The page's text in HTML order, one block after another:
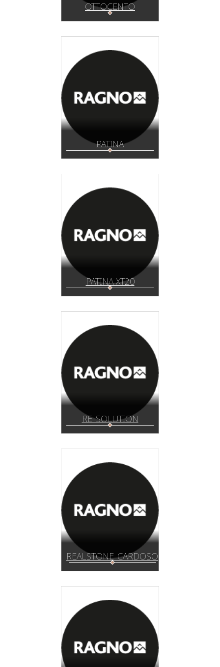
OTTOCENTO
PATINA
PATINA XT20
RE_SOLUTION
REALSTONE_CARDOSO